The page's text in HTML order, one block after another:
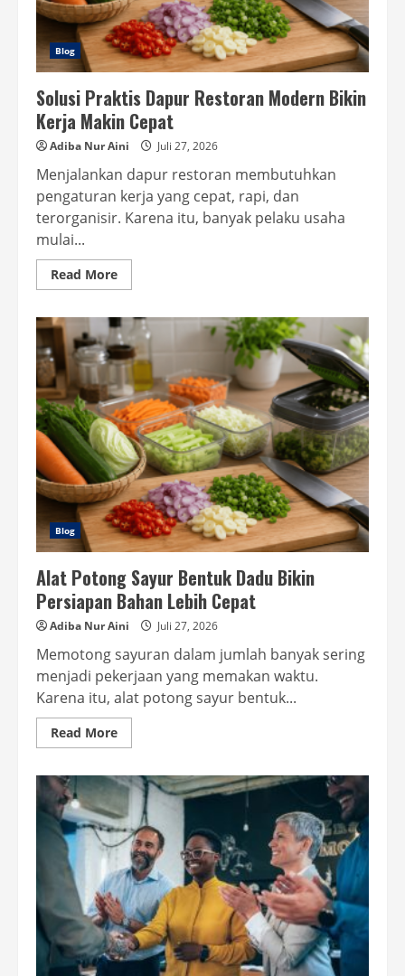
Blog
Solusi Praktis Dapur Restoran Modern Bikin
Kerja Makin Cepat
Adiba Nur Aini Juli 27, 2026
Menjalankan dapur restoran membutuhkan
pengaturan kerja yang cepat, rapi, dan
terorganisir. Karena itu, banyak pelaku usaha
mulai...
Read MoreRead
more
Praktis
Dapur
Restoran
Modern
Kerja
Makin
Cepat
Blog
Alat Potong Sayur Bentuk Dadu Bikin
Persiapan Bahan Lebih Cepat
Adiba Nur Aini Juli 27, 2026
Memotong sayuran dalam jumlah banyak sering
menjadi pekerjaan yang memakan waktu.
Karena itu, alat potong sayur bentuk...
Read MoreRead
more
Potong
Sayur
Bentuk
Dadu
Bikin
Persiapan
Bahan
Lebih
Cepat